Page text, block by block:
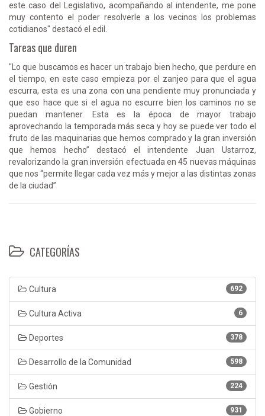
este caso del Legislativo, acompañando al intendente, me pone
muy contento el poder resolverle a los vecinos los problemas
cotidianos" destacó el edil.
Tareas que duren
"Lo que buscamos es hacer un trabajo bien hecho, que perdure en
el tiempo, en este caso empieza por el zanjeo para que el agua
escurra, esta es una zona con una pendiente muy pronunciada y
que eso hace que si el agua no escurre bien los caminos no se
puedan mantener. Esta es la época de mayor trabajo
aprovechando la temporada más seca y hoy se puede ver todo el
fruto de las maquinarias que hemos comprado y la gran inversión
que hemos hecho” destacó el intendente Juan Ustarroz,
revalorizando la gran inversión efectuada en 45 nuevas máquinas
que nos “permite llegar cada vez más y mejor a las distintas zonas
de la ciudad”
CATEGORÍAS
692
Cultura
6
Cultura Activa
378
Deportes
598
Desarrollo de la Comunidad
224
Gestión
931
Gobierno